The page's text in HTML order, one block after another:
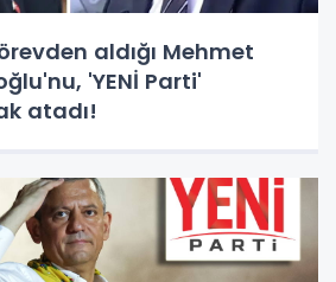
aldığı Mehmet
'YENİ Parti'
atadı!